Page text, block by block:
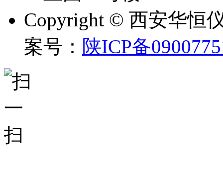
Copyright © 西安华恒
案号： 陕ICP备